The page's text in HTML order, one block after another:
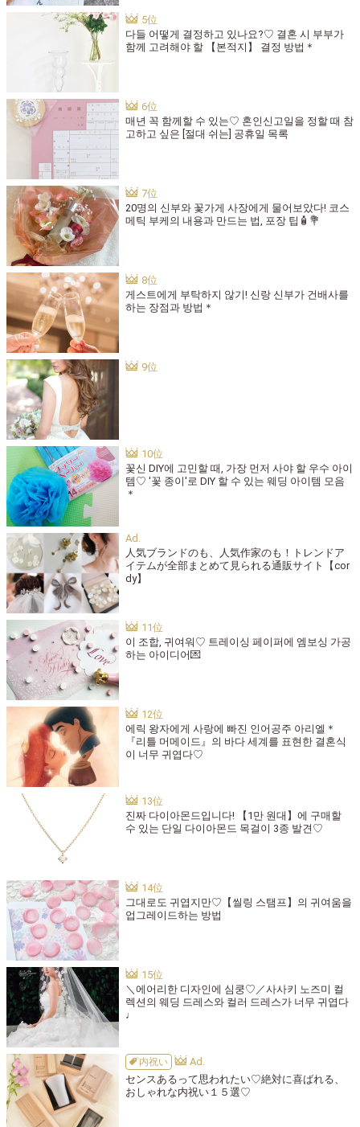
다들 어떻게 결정하고 있나요?♡ 결혼 시 부부가
함께 고려해야 할 【본적지】 결정 방법＊
매년 꼭 함께할 수 있는♡ 혼인신고일을 정할 때 참
고하고 싶은 [절대 쉬는] 공휴일 목록
20명의 신부와 꽃가게 사장에게 물어보았다! 코스
메틱 부케의 내용과 만드는 법, 포장 팁🧴💐
게스트에게 부탁하지 않기! 신랑 신부가 건배사를
하는 장점과 방법＊
꽃신 DIY에 고민할 때, 가장 먼저 사야 할 우수 아이
템♡ '꽃 종이'로 DIY 할 수 있는 웨딩 아이템 모음
＊
人気ブランドのも、人気作家のも！トレンドア
イテムが全部まとめて見られる通販サイト【cor
dy】
이 조합, 귀여워♡ 트레이싱 페이퍼에 엠보싱 가공
하는 아이디어💌
에릭 왕자에게 사랑에 빠진 인어공주 아리엘＊
『리틀 머메이드』의 바다 세계를 표현한 결혼식
이 너무 귀엽다♡
진짜 다이아몬드입니다! 【1만 원대】에 구매할
수 있는 단일 다이아몬드 목걸이 3종 발견♡
그대로도 귀엽지만♡【씰링 스탬프】의 귀여움을
업그레이드하는 방법
＼에어리한 디자인에 심쿵♡／사사키 노즈미 컬
렉션의 웨딩 드레스와 컬러 드레스가 너무 귀엽다
♩
内祝い
センスあるって思われたい♡絶対に喜ばれる、
おしゃれな内祝い１５選♡